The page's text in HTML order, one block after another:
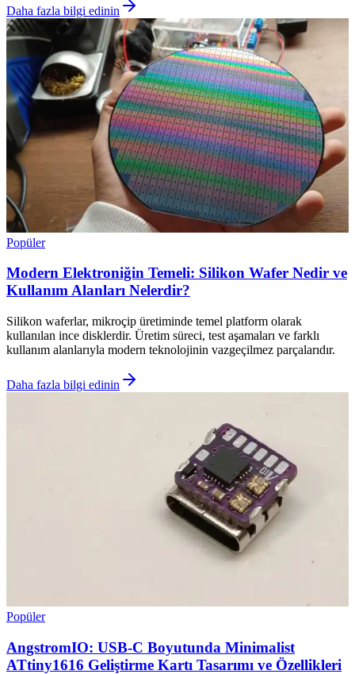
Daha fazla bilgi edinin
Popüler
Modern Elektroniğin Temeli: Silikon Wafer Nedir ve
Kullanım Alanları Nelerdir?
Silikon waferlar, mikroçip üretiminde temel platform olarak
kullanılan ince disklerdir. Üretim süreci, test aşamaları ve farklı
kullanım alanlarıyla modern teknolojinin vazgeçilmez parçalarıdır.
Daha fazla bilgi edinin
Popüler
AngstromIO: USB-C Boyutunda Minimalist
ATtiny1616 Geliştirme Kartı Tasarımı ve Özellikleri